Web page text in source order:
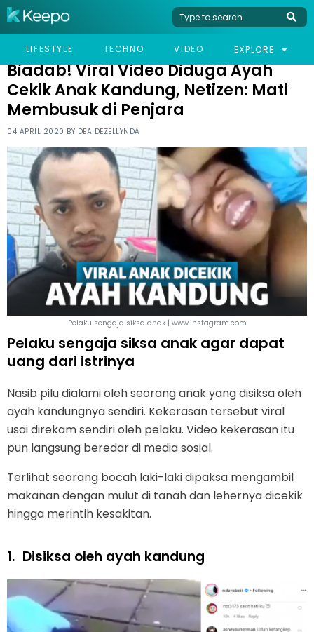
LIFESTYLE TECHNO VIDEO EXPLORE
HOME VIRAL
BIADAB! VIRAL VIDEO DIDUGA AYAH CEKIK ANAK KANDUNG,
Biadab! Viral Video Diduga Ayah
Cekik Anak Kandung, Netizen: Mati
Membusuk di Penjara
04 APRIL 2020 BY DEA DEZELLYNDA
Pelaku sengaja siksa anak | www.instagram.com
Pelaku sengaja siksa anak agar dapat
uang dari istrinya
Nasib pilu dialami oleh seorang anak yang disiksa oleh
ayah kandungnya sendiri. Kekerasan tersebut viral
usai direkam sendiri oleh pelaku. Video kekerasan itu
pun langsung beredar di media sosial.
Terlihat seorang bocah laki-laki dipaksa mengambil
makanan dengan mulut di tanah dan lehernya dicekik
hingga merintih kesakitan.
1. Disiksa oleh ayah kandung